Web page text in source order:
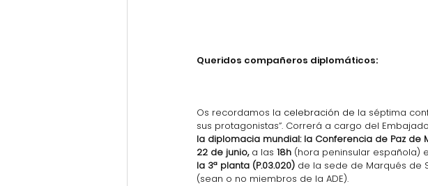
Queridos compañeros diplomáticos:
Os recordamos la celebración de la séptima
sus protagonistas”. Correrá a cargo del
la diplomacia mundial: la Conferencia de Paz de
22 de junio, a las 18h (hora peninsular española)
la 3ª planta (P.03.020) de la sede de Marqués de
(sean o no miembros de la ADE).